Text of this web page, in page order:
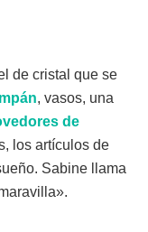
de cristal que se
, vasos, una
de
los artículos de
Sabine llama